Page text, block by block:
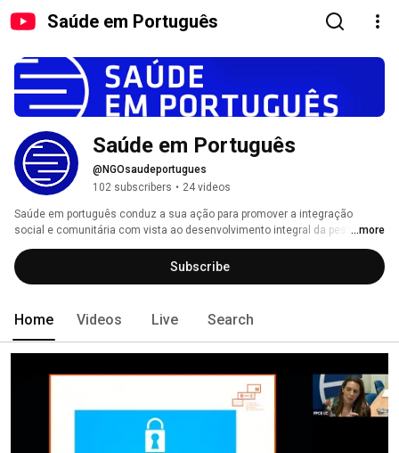
Saúde em Português
Saúde em Português
@NGOsaudeportugues
102 subscribers • 24 videos
Saúde em português conduz a sua ação para promover a integração
social e comunitária com vista ao desenvolvimento integral da pessoa
humana, respeitando e assegurando os seus direitos e liberdades
fundamentais.
...more
Subscribe
Home Videos Live Search